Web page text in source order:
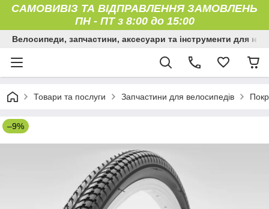
САМОВИВІЗ ТА ВІДПРАВЛЕННЯ ЗАМОВЛЕНЬ
ПН - ПТ з 8:00 до 15:00
Велосипеди, запчастини, аксесуари та інструменти для них
Товари та послуги Запчастини для велосипедів
–9%